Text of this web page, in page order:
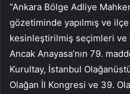
“Ankara Bölge Adliye
gözetiminde yapılmış ve
kesinleştirilmiş seçimleri ve
Ancak Anayasa’nın 79.
Kurultay, İstanbul
Olağan İl Kongresi ve 39.